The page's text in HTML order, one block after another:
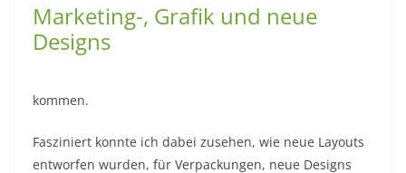
Marketing-, Grafik und neue
Designs
kommen.
Fasziniert konnte ich dabei zusehen, wie neue Layouts
entworfen wurden, für Verpackungen, neue Designs